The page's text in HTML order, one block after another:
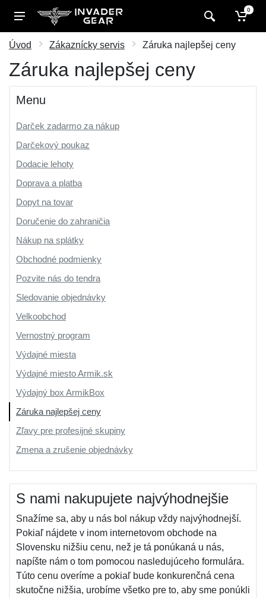
0
Úvod Zákaznícky servis Záruka najlepšej ceny
Záruka najlepšej ceny
Menu
Darček zadarmo za nákup
Darčekový poukaz
Dodacie lehoty
Doprava a platba
Dopyt na tovar
Doručenie do zahraničia
Nákup na splátky
Obchodné podmienky
Pozvite nás do tendra
Sledovanie objednávky
Velkoobchod
Vernostný program
Výdajné miesta
Výdajné miesto Armik.sk
Výdajný box ArmikBox
Záruka najlepšej ceny
Zľavy pre profesijné skupiny
Zmena a zrušenie objednávky
S nami nakupujete najvýhodnejšie
Snažíme sa, aby u nás bol nákup vždy najvýhodnejší.
Pokiaľ nájdete v inom internetovom obchode na
Slovensku nižšiu cenu, než je tá ponúkaná u nás,
napíšte nám o tom pomocou nasledujúceho formulára.
Túto cenu overíme a pokiaľ bude konkurenčná cena
skutočne nižšia, urobíme všetko pre to, aby sme ponúkli